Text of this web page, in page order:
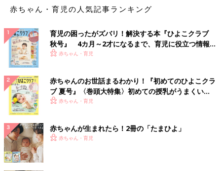
赤ちゃん・育児の人気記事ランキング
育児の困ったがズバリ！解決する本『ひよこクラブ
秋号』 4カ月～2才になるまで、育児に役立つ情報が
いっぱい！
赤ちゃん・育児
赤ちゃんのお世話まるわかり！『初めてのひよこクラ
ブ 夏号』〈巻頭大特集〉初めての授乳がうまくい
く！ おっぱい・ミルクの基本と夏のトラブル 解決テ
赤ちゃん・育児
赤ちゃんが生まれたら！2冊の「たまひよ」
赤ちゃん・育児